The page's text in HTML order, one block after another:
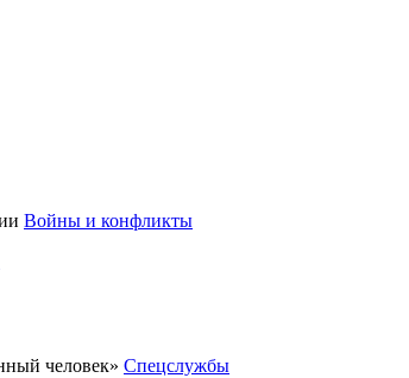
Войны и конфликты
Спецслужбы